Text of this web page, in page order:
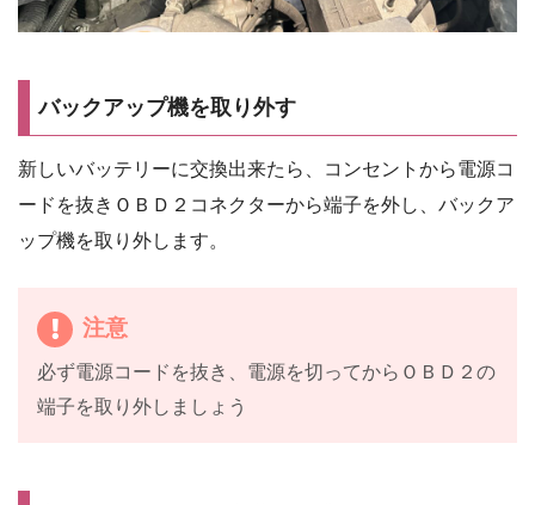
バックアップ機を取り外す
新しいバッテリーに交換出来たら、コンセントから電源コ
ードを抜きＯＢＤ２コネクターから端子を外し、バックア
ップ機を取り外します。
注意
必ず電源コードを抜き、電源を切ってからＯＢＤ２の
端子を取り外しましょう